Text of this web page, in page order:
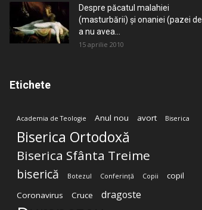
Despre păcatul malahiei
(masturbării) şi onaniei (pazei de
a nu avea...
15 aprilie 2010
Etichete
Academia de Teologie Anul nou avort Biserica
Biserica Ortodoxă
Biserica Sfânta Treime
biserică Botezul Conferință Copii
copil
Coronavirus
Cruce dragoste